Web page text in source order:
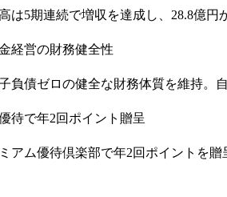
は5期連続で増収を達成し、28.8億円
経営の財務健全性
負債ゼロの健全な財務体質を維持。
待で年2回ポイント贈呈
アム優待倶楽部で年2回ポイントを